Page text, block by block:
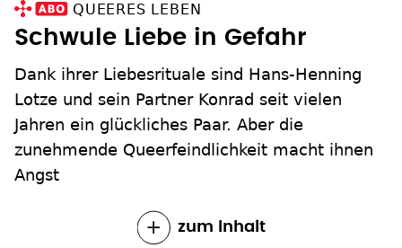
QUEERES LEBEN
Schwule Liebe in Gefahr
Dank ihrer Liebesrituale sind Hans-Henning
Lotze und sein Partner Konrad seit vielen
Jahren ein glückliches Paar. Aber die
zunehmende Queerfeindlichkeit macht ihnen
Angst
zum Inhalt